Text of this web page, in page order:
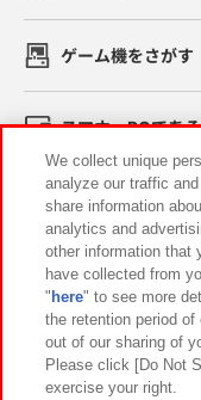
ゲーム機をさがす
スマホ・PCであ
イベント・キャン
関連会社
プライバシーポリシー
お取引先さま
We collect unique
analyze our traffic
share information
analytics and
other information that
have collected from
" here" to see more
the retention period
out of our sharing of
Please click [Do Not
exercise your right.